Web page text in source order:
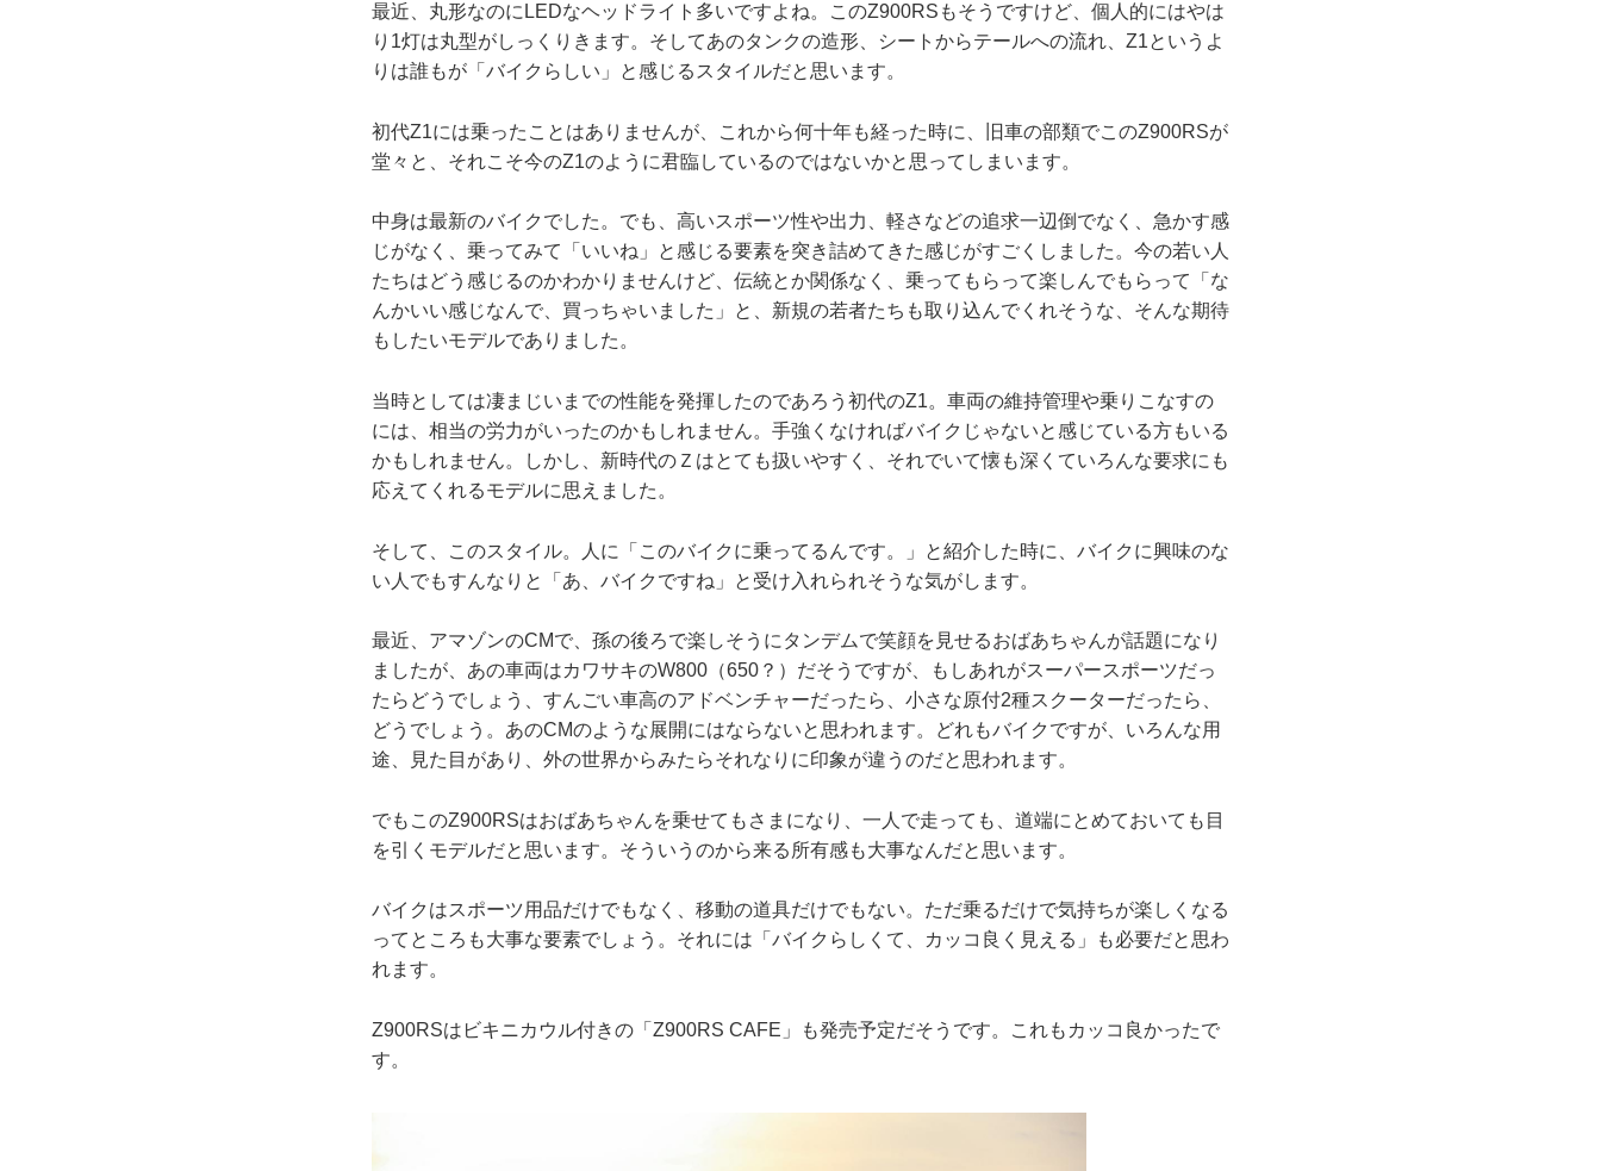
最近、丸形なのにLEDなヘッドライト多いですよね。このZ900RSもそうですけど、個人的にはやは
り1灯は丸型がしっくりきます。そしてあのタンクの造形、シートからテールへの流れ、Z1というよ
りは誰もが「バイクらしい」と感じるスタイルだと思います。
初代Z1には乗ったことはありませんが、これから何十年も経った時に、旧車の部類でこのZ900RSが
堂々と、それこそ今のZ1のように君臨しているのではないかと思ってしまいます。
中身は最新のバイクでした。でも、高いスポーツ性や出力、軽さなどの追求一辺倒でなく、急かす感
じがなく、乗ってみて「いいね」と感じる要素を突き詰めてきた感じがすごくしました。今の若い人
たちはどう感じるのかわかりませんけど、伝統とか関係なく、乗ってもらって楽しんでもらって「な
んかいい感じなんで、買っちゃいました」と、新規の若者たちも取り込んでくれそうな、そんな期待
もしたいモデルでありました。
当時としては凄まじいまでの性能を発揮したのであろう初代のZ1。車両の維持管理や乗りこなすの
には、相当の労力がいったのかもしれません。手強くなければバイクじゃないと感じている方もいる
かもしれません。しかし、新時代のＺはとても扱いやすく、それでいて懐も深くていろんな要求にも
応えてくれるモデルに思えました。
そして、このスタイル。人に「このバイクに乗ってるんです。」と紹介した時に、バイクに興味のな
い人でもすんなりと「あ、バイクですね」と受け入れられそうな気がします。
最近、アマゾンのCMで、孫の後ろで楽しそうにタンデムで笑顔を見せるおばあちゃんが話題になり
ましたが、あの車両はカワサキのW800（650？）だそうですが、もしあれがスーパースポーツだっ
たらどうでしょう、すんごい車高のアドベンチャーだったら、小さな原付2種スクーターだったら、
どうでしょう。あのCMのような展開にはならないと思われます。どれもバイクですが、いろんな用
途、見た目があり、外の世界からみたらそれなりに印象が違うのだと思われます。
でもこのZ900RSはおばあちゃんを乗せてもさまになり、一人で走っても、道端にとめておいても目
を引くモデルだと思います。そういうのから来る所有感も大事なんだと思います。
バイクはスポーツ用品だけでもなく、移動の道具だけでもない。ただ乗るだけで気持ちが楽しくなる
ってところも大事な要素でしょう。それには「バイクらしくて、カッコ良く見える」も必要だと思わ
れます。
Z900RSはビキニカウル付きの「Z900RS CAFE」も発売予定だそうです。これもカッコ良かったで
す。